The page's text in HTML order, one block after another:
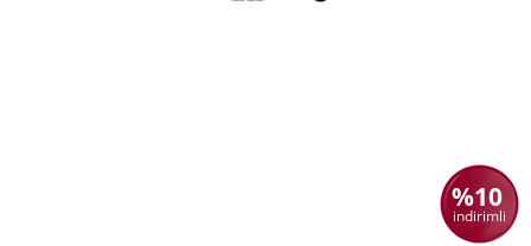
%10
indirimli